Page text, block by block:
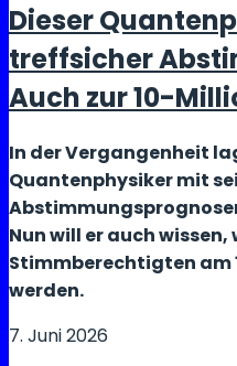
Dieser
treffsicher
Auch zur 10-
In der Vergangenheit
Quantenphysiker mit
Nun will er auch wissen,
Stimmberechtigten am
werden.
7. Juni 2026